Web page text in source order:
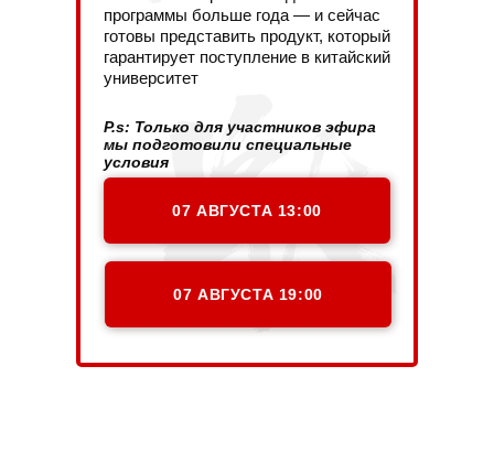
07 АВГУСТА 13:00
07 АВГУСТА 19:00
P.s: Только для участников эфира
мы подготовили специальные
условия
программы больше года — и сейчас
готовы представить продукт, который
гарантирует поступление в китайский
университет